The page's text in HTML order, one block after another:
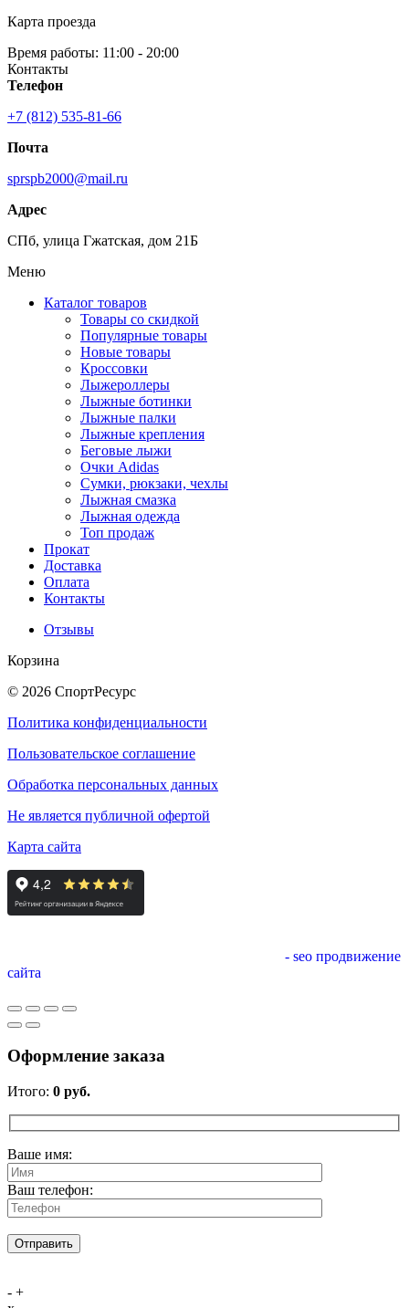
Карта проезда
Время работы: 11:00 - 20:00
Контакты
Телефон
+7 (812) 535-81-66
Почта
sprspb2000@mail.ru
Адрес
СПб, улица Гжатская, дом 21Б
Меню
Каталог товаров
Товары со скидкой
Популярные товары
Новые товары
Кроссовки
Лыжероллеры
Лыжные ботинки
Лыжные палки
Лыжные крепления
Беговые лыжи
Очки Adidas
Сумки, рюкзаки, чехлы
Лыжная смазка
Лыжная одежда
Топ продаж
Прокат
Доставка
Оплата
Контакты
Отзывы
Корзина
© 2026 СпортРесурс
Политика конфиденциальности
Пользовательское соглашение
Обработка персональных данных
Не является публичной офертой
Карта сайта
- seo продвижение
сайта
Оформление заказа
Итого: 0 руб.
Ваше имя:
Ваш телефон:
- +